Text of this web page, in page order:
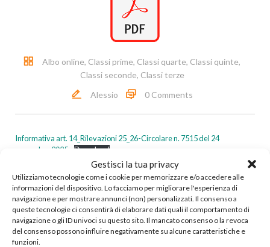
Gestisci la tua privacy
Utilizziamo tecnologie come i cookie per memorizzare e/o accedere alle
informazioni del dispositivo. Lo facciamo per migliorare l'esperienza di
navigazione e per mostrare annunci (non) personalizzati. Il consenso a
queste tecnologie ci consentirà di elaborare dati quali il comportamento di
navigazione o gli ID univoci su questo sito. Il mancato consenso o la revoca
del consenso possono influire negativamente su alcune caratteristiche e
funzioni.
Albo online, Classi prime, Classi quarte, Classi quinte,
Classi seconde, Classi terze
Alessio
0 Comments
Informativa art. 14_Rilevazioni 25_26-Circolare n. 7515 del 24
novembre 2025
Download
Giornata
internazionale
contro la
violenza sulle
Informativa
sul
trattamento
dei dati